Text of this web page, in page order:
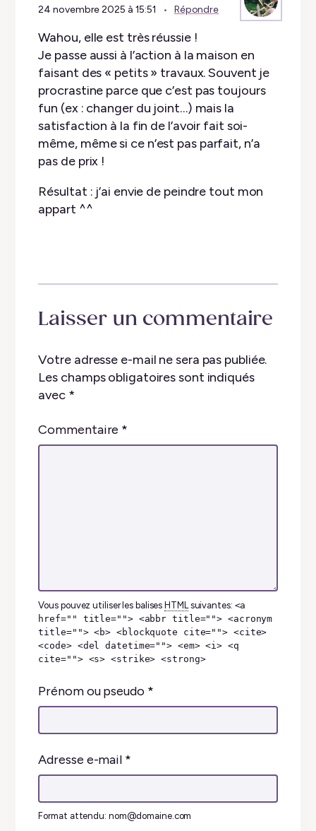
24 novembre 2025 à 15:51 Répondre
Wahou, elle est très réussie !
Je passe aussi à l’action à la maison en
faisant des « petits » travaux. Souvent je
procrastine parce que c’est pas toujours
fun (ex : changer du joint…) mais la
satisfaction à la fin de l’avoir fait soi-
même, même si ce n’est pas parfait, n’a
pas de prix !
Résultat : j’ai envie de peindre tout mon
appart ^^
Laisser un commentaire
Votre adresse e-mail ne sera pas publiée.
Les champs obligatoires sont indiqués
avec *
Commentaire *
Vous pouvez utiliser les balises HTML suivantes: <a
href="" title=""> <abbr title=""> <acronym
title=""> <b> <blockquote cite=""> <cite>
<code> <del datetime=""> <em> <i> <q
cite=""> <s> <strike> <strong>
Prénom ou pseudo *
Adresse e-mail *
Format attendu: nom@domaine.com